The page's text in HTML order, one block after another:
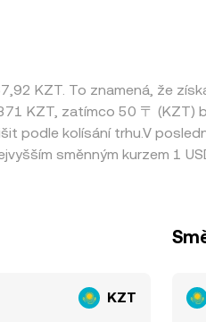
KZT. To znamená, že
KZT, zatímco 50 〒
podle kolísání trhu.V
směnným kurzem 1
KZT